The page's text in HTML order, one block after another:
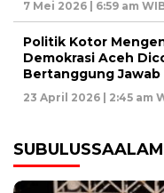
7 Mei 2026 | 6:59 am
Politik Kotor
Demokrasi Aceh
Bertanggung Jawab
23 April 2026 | 2:45 am
SUBULUSSAALAM